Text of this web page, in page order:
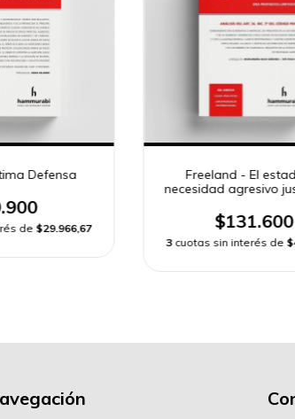
Defensa
de $29.966,67
Freeland - El
necesidad agresivo
$131.600
3 cuotas sin interés de